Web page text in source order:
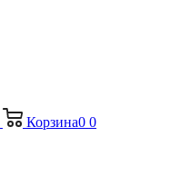
Корзина0 0